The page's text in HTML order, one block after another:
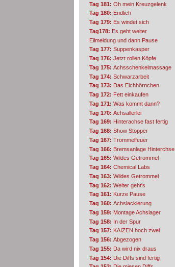
Tag 181: Oh mein Kreuzgelenk
Tag 180: Endlich
Tag 179: Es windet sich
Tag178: Es geht weiter
Eilmeldung und dann Pause
Tag 177: Suppenkasper
Tag 176: Jetzt rollen Köpfe
Tag 175: Achsschenkelmassage
Tag 174: Schwarzarbeit
Tag 173: Das Eichhörnchen
Tag 172: Fett einkaufen
Tag 171: Was kommt dann?
Tag 170: Achsallerlei
Tag 169: Hinterachse fast fertig
Tag 168: Show Stopper
Tag 167: Trommelfeuer
Tag 166: Bremsanlage Hinterchse
Tag 165: Wildes Getrommel
Tag 164: Chemical Labs
Tag 163: Wildes Getrommel
Tag 162: Weiter geht's
Tag 161: Kurze Pause
Tag 160: Achslackierung
Tag 159: Montage Achslager
Tag 158: In der Spur
Tag 157: KAIZEN hoch zwei
Tag 156: Abgezogen
Tag 155: Da wird nix draus
Tag 154: Die Diffs sind fertig